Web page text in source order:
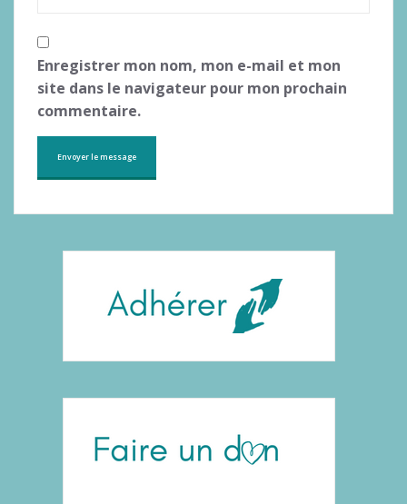
Enregistrer mon nom, mon e-mail et mon
site dans le navigateur pour mon prochain
commentaire.